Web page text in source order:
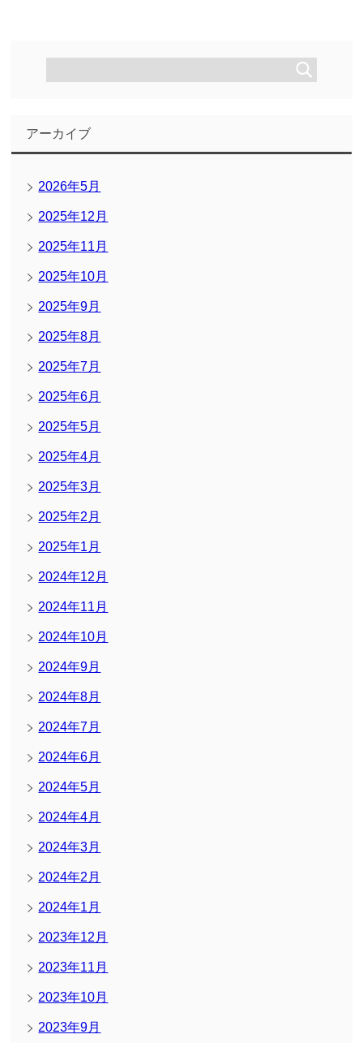
アーカイブ
2026年5月
2025年12月
2025年11月
2025年10月
2025年9月
2025年8月
2025年7月
2025年6月
2025年5月
2025年4月
2025年3月
2025年2月
2025年1月
2024年12月
2024年11月
2024年10月
2024年9月
2024年8月
2024年7月
2024年6月
2024年5月
2024年4月
2024年3月
2024年2月
2024年1月
2023年12月
2023年11月
2023年10月
2023年9月